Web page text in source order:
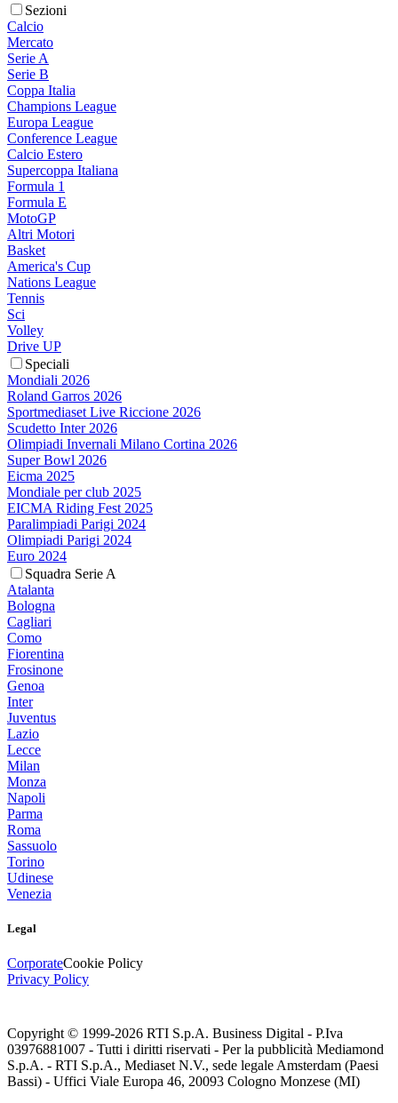
Sezioni
Calcio
Mercato
Serie A
Serie B
Coppa Italia
Champions League
Europa League
Conference League
Calcio Estero
Supercoppa Italiana
Formula 1
Formula E
MotoGP
Altri Motori
Basket
America's Cup
Nations League
Tennis
Sci
Volley
Drive UP
Speciali
Mondiali 2026
Roland Garros 2026
Sportmediaset Live Riccione 2026
Scudetto Inter 2026
Olimpiadi Invernali Milano Cortina 2026
Super Bowl 2026
Eicma 2025
Mondiale per club 2025
EICMA Riding Fest 2025
Paralimpiadi Parigi 2024
Olimpiadi Parigi 2024
Euro 2024
Squadra Serie A
Atalanta
Bologna
Cagliari
Como
Fiorentina
Frosinone
Genoa
Inter
Juventus
Lazio
Lecce
Milan
Monza
Napoli
Parma
Roma
Sassuolo
Torino
Udinese
Venezia
Legal
CorporateCookie Policy
Privacy Policy
Copyright © 1999-2026 RTI S.p.A. Business Digital - P.Iva
03976881007 - Tutti i diritti riservati - Per la pubblicità Mediamond
S.p.A. - RTI S.p.A., Mediaset N.V., sede legale Amsterdam (Paesi
Bassi) - Uffici Viale Europa 46, 20093 Cologno Monzese (MI)